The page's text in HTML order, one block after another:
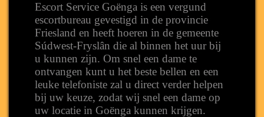
Escort Service Goënga is een vergund
escortbureau gevestigd in de provincie
Friesland en heeft hoeren in de gemeente
Súdwest-Fryslân die al binnen het uur bij
u kunnen zijn. Om snel een dame te
ontvangen kunt u het beste bellen en een
leuke telefoniste zal u direct verder helpen
bij uw keuze, zodat wij snel een dame op
uw locatie in Goënga kunnen krijgen.